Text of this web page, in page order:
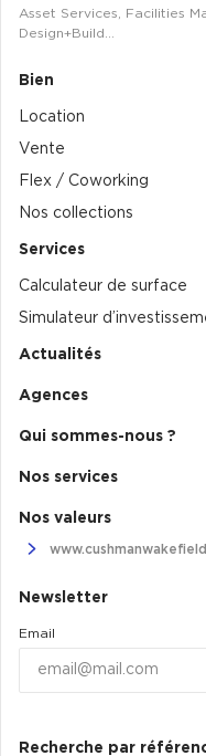
Asset Services, Facilities
Design+Build…
Bien
Location
Vente
Flex / Coworking
Nos collections
Services
Calculateur de surface
Simulateur
Actualités
Agences
Qui sommes-nous ?
Nos services
Nos valeurs
Newsletter
Email
Recherche par